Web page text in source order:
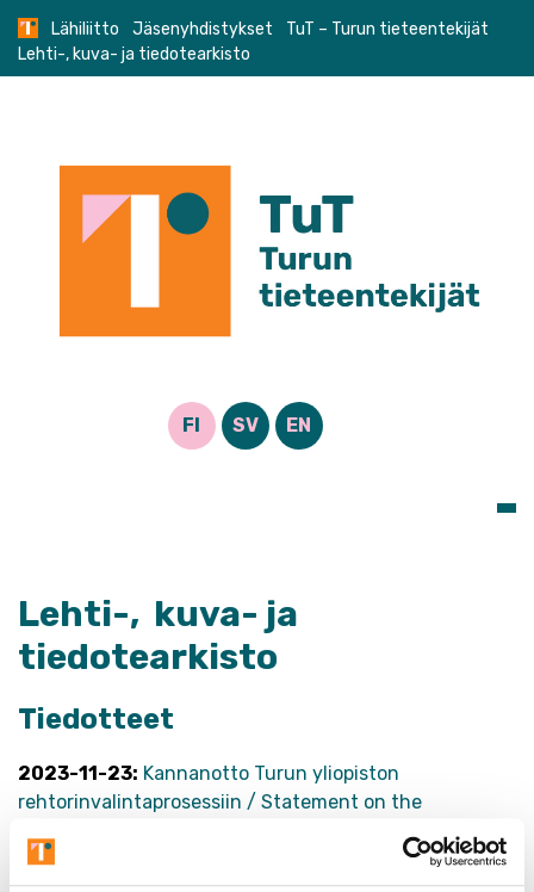
Skip
Lähiliitto Jäsenyhdistykset
TuT – Turun tieteentekijät
Lehti-, kuva- ja tiedotearkisto
FI SV EN
Lehti-, kuva- ja
tiedotearkisto
Tiedotteet
2023-11-23: Kannanotto Turun yliopiston
rehtorinvalintaprosessiin / Statement on the
recruitment process to the position of rector of the
university